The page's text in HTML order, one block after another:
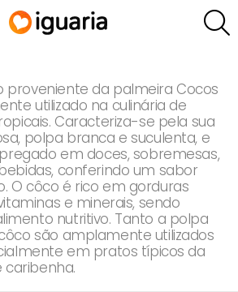
proveniente da palmeira Cocos
utilizado na culinária de
Caracteriza-se pela sua
polpa branca e suculenta, e
em doces, sobremesas,
conferindo um sabor
O côco é rico em gorduras
e minerais, sendo
nutritivo. Tanto a polpa
são amplamente utilizados
em pratos típicos da
caribenha.